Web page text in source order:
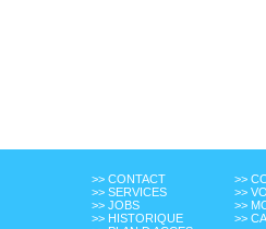
>> CONTACT
>> SERVICES
>> JOBS
>> HISTORIQUE
>>
>>
>>
>>